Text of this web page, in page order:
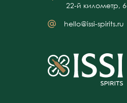
22-й километр,
hello@issi-spirits.ru